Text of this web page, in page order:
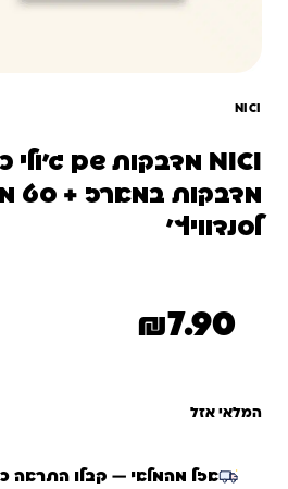
NICI
מדבקות במארז + סט
לסנדוויץ'
₪7.90
המלאי אזל
אזל מהמלאי — קבלו התראה